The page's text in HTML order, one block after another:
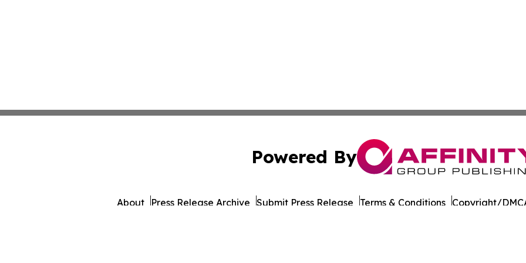
Powered By
About Press Release Archive Submit Press Release Terms & Conditions Copyright/